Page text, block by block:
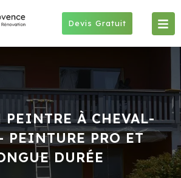
Devis Gratuit
PEINTRE À CHEVAL-
PEINTURE PRO ET
DURÉE